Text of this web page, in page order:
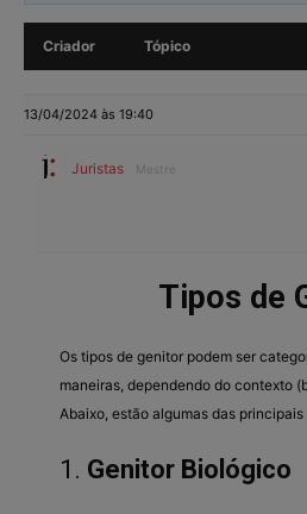
Criador Tópico
13/04/2024 às 19:40
Juristas Mestre
Tipos de
Os tipos de genitor podem ser
maneiras, dependendo do contexto
Abaixo, estão algumas das
1. Genitor Biológico